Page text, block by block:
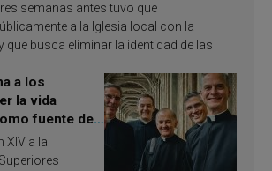
semanas antes tuvo que
a la Iglesia local con la
que busca eliminar la identidad de las
a los
la vida
fuente de
XIV a la